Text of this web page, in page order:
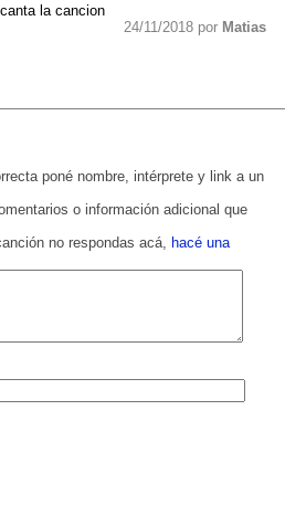
la cancion
24/11/2018 por Matias
poné nombre, intérprete y link a un
o información adicional que
no respondas acá,
hacé una